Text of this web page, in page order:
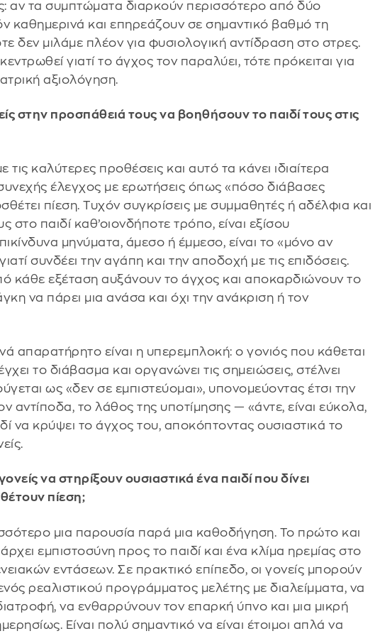
αν τα συμπτώματα διαρκούν περισσότερο από δύο
καθημερινά και επηρεάζουν σε σημαντικό βαθμό τη
δεν μιλάμε πλέον για φυσιολογική αντίδραση στο στρες.
γιατί το άγχος τον παραλύει, τότε πρόκειται για
αξιολόγηση.
στην προσπάθειά τους να βοηθήσουν το παιδί τους στις
καλύτερες προθέσεις και αυτό τα κάνει ιδιαίτερα
έλεγχος με ερωτήσεις όπως «πόσο διάβασες
πίεση. Τυχόν συγκρίσεις με συμμαθητές ή αδέλφια και
παιδί καθ’οιονδήποτε τρόπο, είναι εξίσου
μηνύματα, άμεσο ή έμμεσο, είναι το «μόνο αν
συνδέει την αγάπη και την αποδοχή με τις επιδόσεις.
κάθε εξέταση αυξάνουν το άγχος και αποκαρδιώνουν το
να πάρει μια ανάσα και όχι την ανάκριση ή τον
απαρατήρητο είναι η υπερεμπλοκή: ο γονιός που κάθεται
το διάβασμα και οργανώνει τις σημειώσεις, στέλνει
ως «δεν σε εμπιστεύομαι», υπονομεύοντας έτσι την
αντίποδα, το λάθος της υποτίμησης — «άντε, είναι εύκολα,
να κρύψει το άγχος του, αποκόπτοντας ουσιαστικά το
να στηρίξουν ουσιαστικά ένα παιδί που δίνει
πίεση;
μια παρουσία παρά μια καθοδήγηση. Το πρώτο και
εμπιστοσύνη προς το παιδί και ένα κλίμα ηρεμίας στο
εντάσεων. Σε πρακτικό επίπεδο, οι γονείς μπορούν
ρεαλιστικού προγράμματος μελέτης με διαλείμματα, να
να ενθαρρύνουν τον επαρκή ύπνο και μια μικρή
Είναι πολύ σημαντικό να είναι έτοιμοι απλά να